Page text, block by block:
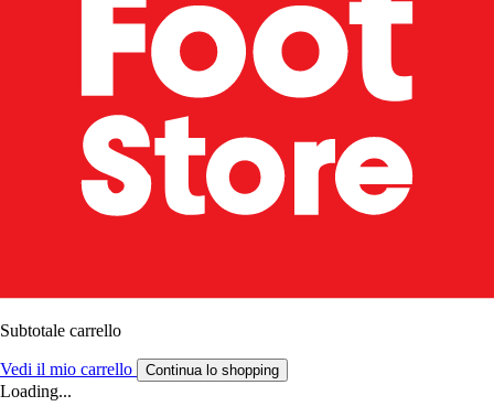
Subtotale carrello
Vedi il mio carrello Continua lo shopping
Loading...